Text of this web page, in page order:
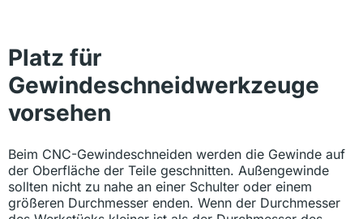
Platz für
Gewindeschneidwerkzeuge
vorsehen
Beim CNC-Gewindeschneiden werden die Gewinde auf
der Oberfläche der Teile geschnitten. Außengewinde
sollten nicht zu nahe an einer Schulter oder einem
größeren Durchmesser enden. Wenn der Durchmesser